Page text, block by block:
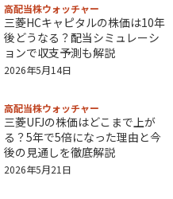
高配当株ウォッチャー
三菱HCキャピタルの株価は10年
後どうなる？配当シミュレーシ
ョンで収支予測も解説
2026年5月14日
高配当株ウォッチャー
三菱UFJの株価はどこまで上が
る？5年で5倍になった理由と今
後の見通しを徹底解説
2026年5月21日